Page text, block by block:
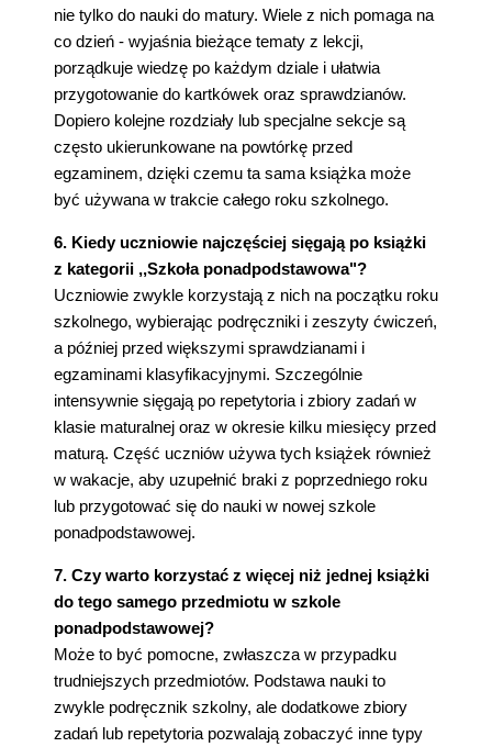
nie tylko do nauki do matury. Wiele z nich pomaga na
co dzień - wyjaśnia bieżące tematy z lekcji,
porządkuje wiedzę po każdym dziale i ułatwia
przygotowanie do kartkówek oraz sprawdzianów.
Dopiero kolejne rozdziały lub specjalne sekcje są
często ukierunkowane na powtórkę przed
egzaminem, dzięki czemu ta sama książka może
być używana w trakcie całego roku szkolnego.
6. Kiedy uczniowie najczęściej sięgają po książki
z kategorii ,,Szkoła ponadpodstawowa"?
Uczniowie zwykle korzystają z nich na początku roku
szkolnego, wybierając podręczniki i zeszyty ćwiczeń,
a później przed większymi sprawdzianami i
egzaminami klasyfikacyjnymi. Szczególnie
intensywnie sięgają po repetytoria i zbiory zadań w
klasie maturalnej oraz w okresie kilku miesięcy przed
maturą. Część uczniów używa tych książek również
w wakacje, aby uzupełnić braki z poprzedniego roku
lub przygotować się do nauki w nowej szkole
ponadpodstawowej.
7. Czy warto korzystać z więcej niż jednej książki
do tego samego przedmiotu w szkole
ponadpodstawowej?
Może to być pomocne, zwłaszcza w przypadku
trudniejszych przedmiotów. Podstawa nauki to
zwykle podręcznik szkolny, ale dodatkowe zbiory
zadań lub repetytoria pozwalają zobaczyć inne typy